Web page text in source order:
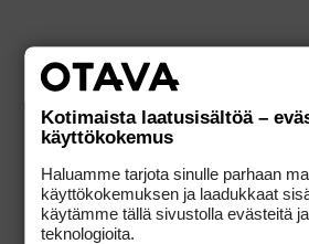
Kotimaista laatusisältöä –
käyttökokemus
Haluamme tarjota sinulle parhaan
käyttökokemuksen ja laadukkaat
käytämme tällä sivustolla evästeitä
teknologioita.